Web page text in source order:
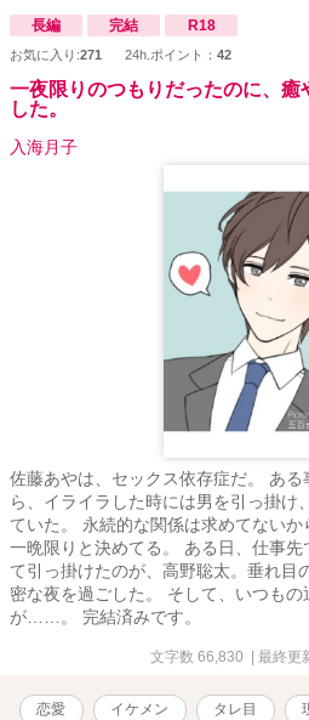
長編 完結 R18
お気に入り:271 24h.ポイント： 42
一夜限りのつもりだったのに、癒
した。
入海月子
佐藤あやは、セックス依存症だ。 あ
ら、イライラした時には男を引っ掛け
ていた。 永続的な関係は求めてないか
一晩限りと決めてる。 ある日、仕事
て引っ掛けたのが、高野聡太。垂れ目
密な夜を過ごした。 そして、いつも
が……。 完結済みです。
文字数 66,830 | 最終
恋愛 イケメン タレ目